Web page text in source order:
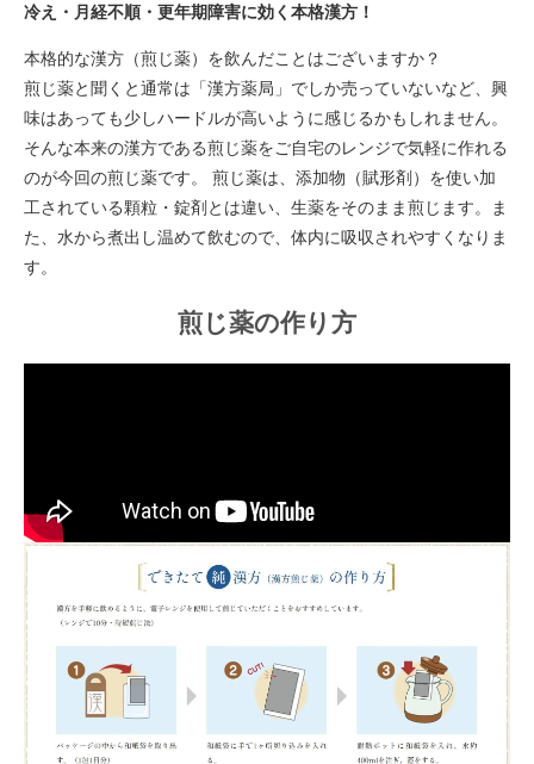
冷え・月経不順・更年期障害に効く本格漢方！
本格的な漢方（煎じ薬）を飲んだことはございますか？
煎じ薬と聞くと通常は「漢方薬局」でしか売っていないなど、興
味はあっても少しハードルが高いように感じるかもしれません。
そんな本来の漢方である煎じ薬をご自宅のレンジで気軽に作れる
のが今回の煎じ薬です。 煎じ薬は、添加物（賦形剤）を使い加
工されている顆粒・錠剤とは違い、生薬をそのまま煎じます。ま
た、水から煮出し温めて飲むので、体内に吸収されやすくなりま
す。
煎じ薬の作り方